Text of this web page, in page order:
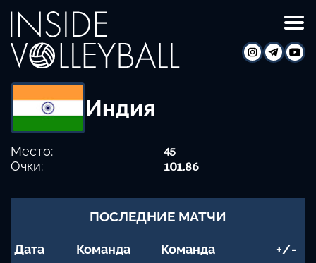
Индия
Место:
45
Очки:
101.86
ПОСЛЕДНИЕ МАТЧИ
Дата Команда Команда +/-